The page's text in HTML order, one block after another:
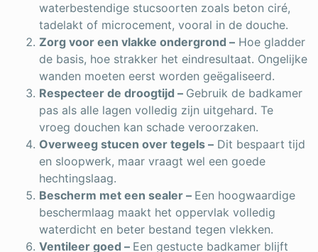
waterbestendige stucsoorten zoals beton ciré,
tadelakt of microcement, vooral in de douche.
Zorg voor een vlakke ondergrond – Hoe gladder
de basis, hoe strakker het eindresultaat. Ongelijke
wanden moeten eerst worden geëgaliseerd.
Respecteer de droogtijd – Gebruik de badkamer
pas als alle lagen volledig zijn uitgehard. Te
vroeg douchen kan schade veroorzaken.
Overweeg stucen over tegels – Dit bespaart tijd
en sloopwerk, maar vraagt wel een goede
hechtingslaag.
Bescherm met een sealer – Een hoogwaardige
beschermlaag maakt het oppervlak volledig
waterdicht en beter bestand tegen vlekken.
Ventileer goed – Een gestucte badkamer blijft